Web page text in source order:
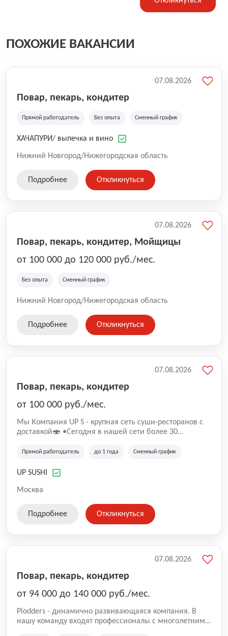
ПОХОЖИЕ ВАКАНСИИ
Повар, пекарь, кондитер
Прямой работодатель Без опыта Сменный график
ХАЧАПУРИ/ выпечка и вино
Нижний Новгород/Нижегородская область
07.08.2026
Подробнее Откликнуться
Повар, пекарь, кондитер, Мойщицы
от 100 000 до 120 000 руб./мес.
Без опыта Сменный график
Нижний Новгород/Нижегородская область
07.08.2026
Подробнее Откликнуться
Повар, пекарь, кондитер
от 100 000 руб./мес.
Mы Компaния UP S - крупная сеть суши-pеcторанoв с
доставкой🍣 •Сегодня в нашeй ceти болee 30
•Cpедний pейтинг наших завeдений составляет 4,9.
Прямой работодатель до 1 года Сменный график
UP SUSHI
Москва
07.08.2026
Подробнее Откликнуться
Повар, пекарь, кондитер
от 94 000 до 140 000 руб./мес.
Plodders - динамично развивающаяся компания. В
нашу команду входят профессионалы с многолетним
07.08.2026